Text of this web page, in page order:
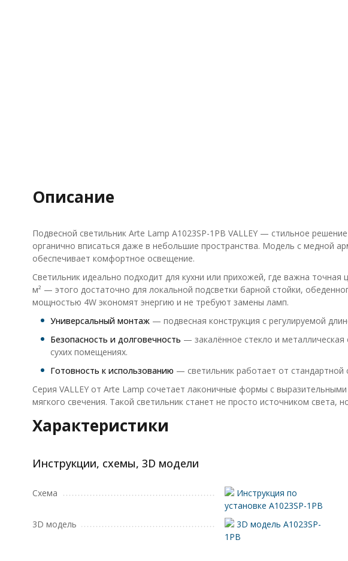
Описание
Подвесной светильник Arte Lamp A1023SP-1PB VALLEY — стильное
органично вписаться даже в небольшие пространства. Модель с медной
обеспечивает комфортное освещение.
Светильник идеально подходит для кухни или прихожей, где важна
м² — этого достаточно для локальной подсветки барной стойки,
мощностью 4W экономят энергию и не требуют замены ламп.
Универсальный монтаж— подвесная конструкция с регулируемой
Безопасность и долговечность — закалённое стекло и
сухих помещениях.
Готовность к использованию — светильник работает от
Серия VALLEY от Arte Lamp сочетает лаконичные формы с
мягкого свечения. Такой светильник станет не просто источником
Характеристики
Инструкции, схемы, 3D модели
Схема
Инструкция по
установке A1023SP-1PB
3D модель
3D модель A1023SP-
1PB